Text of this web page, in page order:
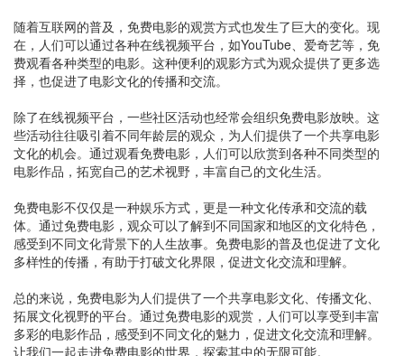
随着互联网的普及，免费电影的观赏方式也发生了巨大的变化。现
在，人们可以通过各种在线视频平台，如YouTube、爱奇艺等，免
费观看各种类型的电影。这种便利的观影方式为观众提供了更多选
择，也促进了电影文化的传播和交流。
除了在线视频平台，一些社区活动也经常会组织免费电影放映。这
些活动往往吸引着不同年龄层的观众，为人们提供了一个共享电影
文化的机会。通过观看免费电影，人们可以欣赏到各种不同类型的
电影作品，拓宽自己的艺术视野，丰富自己的文化生活。
免费电影不仅仅是一种娱乐方式，更是一种文化传承和交流的载
体。通过免费电影，观众可以了解到不同国家和地区的文化特色，
感受到不同文化背景下的人生故事。免费电影的普及也促进了文化
多样性的传播，有助于打破文化界限，促进文化交流和理解。
总的来说，免费电影为人们提供了一个共享电影文化、传播文化、
拓展文化视野的平台。通过免费电影的观赏，人们可以享受到丰富
多彩的电影作品，感受到不同文化的魅力，促进文化交流和理解。
让我们一起走进免费电影的世界，探索其中的无限可能。